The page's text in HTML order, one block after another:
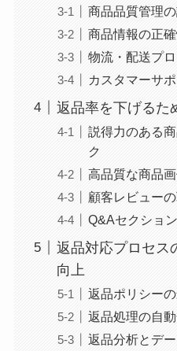
商品品質管理
商品情報の正
物流・配送プ
カスタマーサ
返品率を下げるた
説得力のある
ク
高品質な商品
顧客レビュー
Q&Aセクショ
返品対応プロセス
向上
返品ポリシー
返品処理の自
返品分析とデ